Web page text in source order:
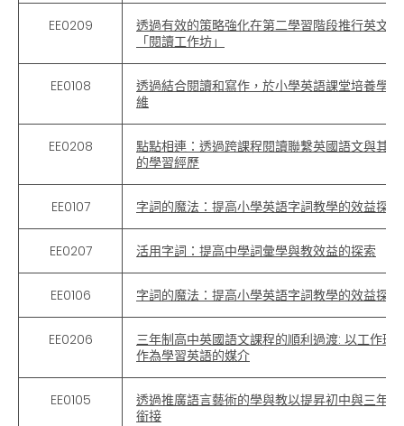
EE0209
透過有效的策略強化在第二學習階段推行英文
「閱讀工作坊」
EE0108
透過結合閱讀和寫作，於小學英語課堂培養學
維
EE0208
點點相連：透過跨課程閱讀聯繫英國語文與其
的學習經歷
EE0107 字詞的魔法：提高小學英語字詞教學的效益探索
EE0207 活用字詞：提高中學詞彙學與教效益的探索
EE0106 字詞的魔法：提高小學英語字詞教學的效益探索
EE0206
三年制高中英國語文課程的順利過渡: 以工作環
作為學習英語的媒介
EE0105
透過推廣語言藝術的學與教以提昇初中與三年
銜接